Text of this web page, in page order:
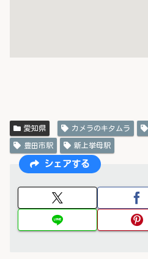
愛知県 カメラのキタムラ
豊田市駅 新上挙母駅
シェアする